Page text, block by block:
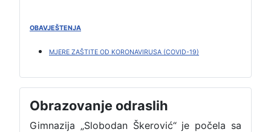
OBAVJEŠTENJA
MJERE ZAŠTITE OD KORONAVIRUSA (COVID-19)
Obrazovanje odraslih
Gimnazija „Slobodan Škerović“ je počela sa